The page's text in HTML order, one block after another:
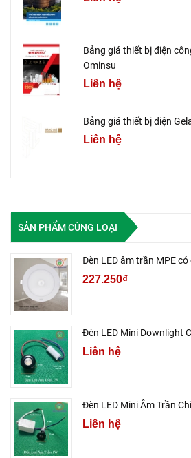
Bảng giá thiết bị điện
Ominsu
Liên hệ
Bảng giá thiết bị điện
Liên hệ
SẢN PHẨM CÙNG LOẠI
Đèn LED âm trần MPE
227.250₫
Đèn LED Mini Downlight
Liên hệ
Đèn LED Mini Âm Trần
Liên hệ